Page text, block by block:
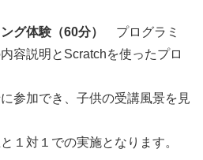
グ体験（60分）
プログラミ
容説明とScratchを使ったプロ
でき、子供の受講風景を見
での実施となります。